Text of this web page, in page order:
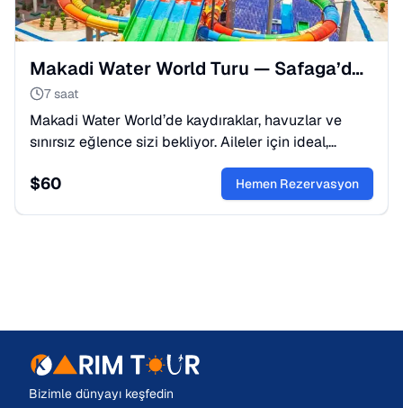
Makadi Water World Turu — Safaga’dan 💦😎
7 saat
Makadi Water World’de kaydıraklar, havuzlar ve
sınırsız eğlence sizi bekliyor. Aileler için ideal,
Safaga’dan transferli su parkı turu.
$60 Hemen Rezervasyon
Bizimle dünyayı keşfedin